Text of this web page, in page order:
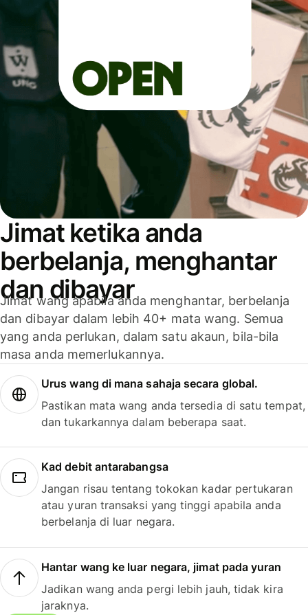
Jimat ketika anda
berbelanja, menghantar
dan dibayar
Jimat wang apabila anda menghantar, berbelanja
dan dibayar dalam lebih 40+ mata wang. Semua
yang anda perlukan, dalam satu akaun, bila-bila
masa anda memerlukannya.
Urus wang di mana sahaja secara global.
Pastikan mata wang anda tersedia di satu tempat,
dan tukarkannya dalam beberapa saat.
Kad debit antarabangsa
Jangan risau tentang tokokan kadar pertukaran
atau yuran transaksi yang tinggi apabila anda
berbelanja di luar negara.
Hantar wang ke luar negara, jimat pada yuran
Jadikan wang anda pergi lebih jauh, tidak kira
jaraknya.